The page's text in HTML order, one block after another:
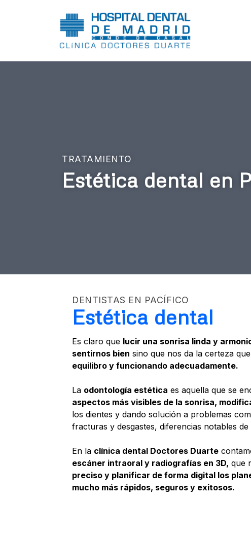
TRATAMIENTO
Estética dental en
DENTISTAS EN PACÍFICO
Estética dental
Es claro que lucir una sonrisa linda y
sentirnos bien sino que nos da la certeza
equilibro y funcionando adecuadamente.
La odontología estética es aquella que se
aspectos más visibles de la sonrisa,
los dientes y dando solución a problemas
fracturas y desgastes, diferencias notables
En la clínica dental Doctores Duarte
escáner intraoral y radiografías en 3D, que
preciso y planificar de forma digital los
mucho más rápidos, seguros y exitosos.